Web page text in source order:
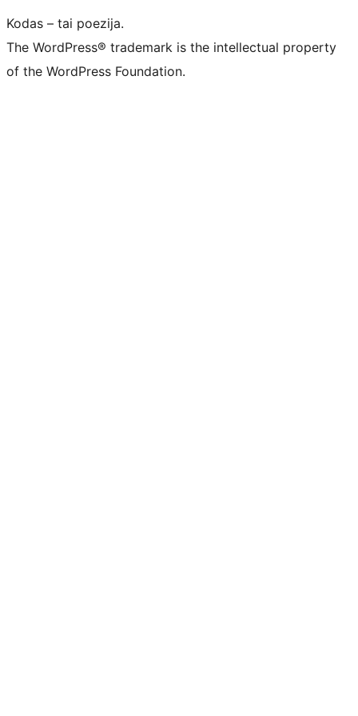
Kodas – tai poezija.
The WordPress® trademark is the intellectual property
of the WordPress Foundation.